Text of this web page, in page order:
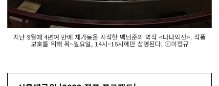
지난 9월에 4년여 만에 재가동을 시작한 백남준의 역작 <다다익선>. 작품
보호를 위해 목~일요일, 14시~16시에만 상영된다. ⓒ이정규